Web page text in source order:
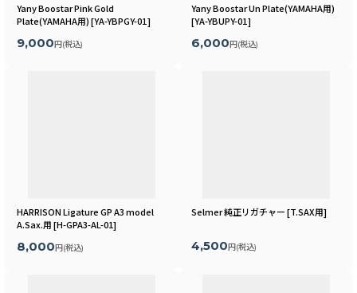
Yany Boostar Pink Gold
Plate(YAMAHA用)[YA-YBPGY-01]
9,000円(税込)
Yany Boostar Un Plate(YAMAHA用)
[YA-YBUPY-01]
6,000円(税込)
HARRISON Ligature GP A3 model
A.Sax.用[H-GPA3-AL-01]
8,000円(税込)
Selmer 純正リガチャー[T.SAX用]
4,500円(税込)